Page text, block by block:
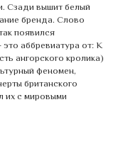
Сзади вышит белый
бренда. Слово
появился
аббревиатура от: K
ангорского кролика)
феномен,
британского
их с мировыми